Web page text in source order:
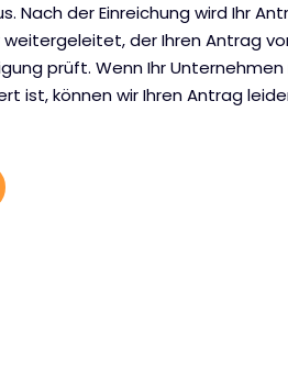
Nach der Einreichung wird Ihr
der Ihren Antrag
prüft. Wenn Ihr
ist, können wir Ihren Antrag